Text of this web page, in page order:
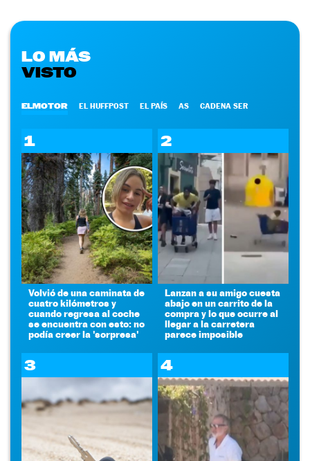
LO MÁS
VISTO
ELMOTOR EL HUFFPOST EL PAÍS AS CADENA SER
1
Volvió de una caminata de
cuatro kilómetros y
cuando regresa al coche
se encuentra con esto: no
podía creer la 'sorpresa'
2
Lanzan a su amigo cuesta
abajo en un carrito de la
compra y lo que ocurre al
llegar a la carretera
parece imposible
3 4